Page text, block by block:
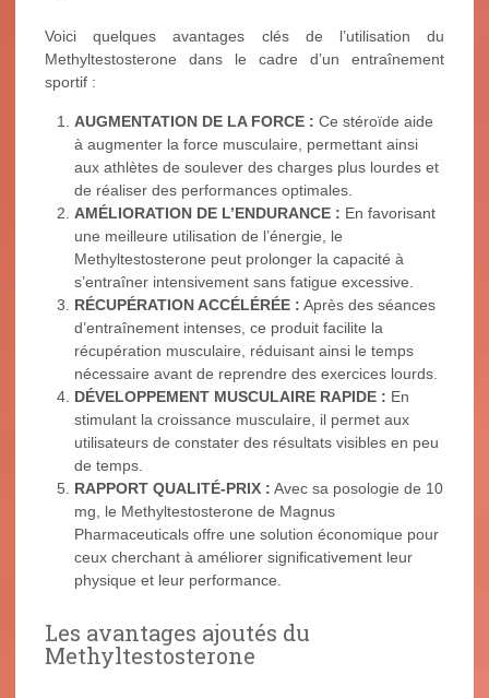
Voici quelques avantages clés de l’utilisation du
Methyltestosterone dans le cadre d’un entraînement
sportif :
AUGMENTATION DE LA FORCE : Ce stéroïde aide
à augmenter la force musculaire, permettant ainsi
aux athlètes de soulever des charges plus lourdes et
de réaliser des performances optimales.
AMÉLIORATION DE L’ENDURANCE : En favorisant
une meilleure utilisation de l’énergie, le
Methyltestosterone peut prolonger la capacité à
s’entraîner intensivement sans fatigue excessive.
RÉCUPÉRATION ACCÉLÉRÉE : Après des séances
d’entraînement intenses, ce produit facilite la
récupération musculaire, réduisant ainsi le temps
nécessaire avant de reprendre des exercices lourds.
DÉVELOPPEMENT MUSCULAIRE RAPIDE : En
stimulant la croissance musculaire, il permet aux
utilisateurs de constater des résultats visibles en peu
de temps.
RAPPORT QUALITÉ-PRIX : Avec sa posologie de 10
mg, le Methyltestosterone de Magnus
Pharmaceuticals offre une solution économique pour
ceux cherchant à améliorer significativement leur
physique et leur performance.
Les avantages ajoutés du
Methyltestosterone